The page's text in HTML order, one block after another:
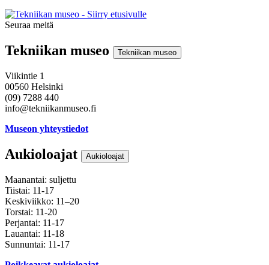
Seuraa meitä
Tekniikan museo Tekniikan museo
Viikintie 1
00560 Helsinki
(09) 7288 440
info@tekniikanmuseo.fi
Museon yhteystiedot
Aukioloajat Aukioloajat
Maanantai: suljettu
Tiistai: 11-17
Keskiviikko: 11–20
Torstai: 11-20
Perjantai: 11-17
Lauantai: 11-18
Sunnuntai: 11-17